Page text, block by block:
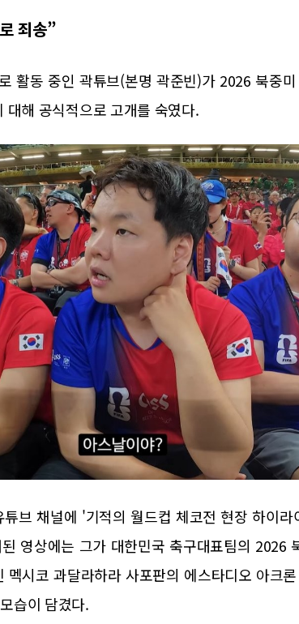
죄송”
활동 중인 곽튜브(본명 곽준빈)가 2026 북중
해 공식적으로 고개를 숙였다.
브 채널에 '기적의 월드컵 체코전 현장 하이
영상에는 그가 대한민국 축구대표팀의 2026
멕시코 과달라하라 사포판의 에스타디오 아크
습이 담겼다.